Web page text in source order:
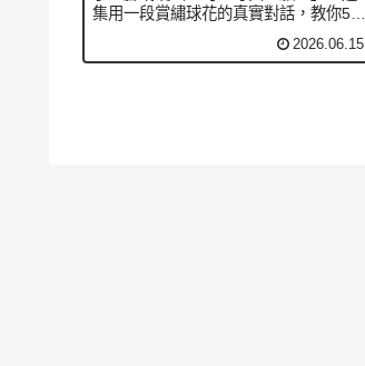
集用一段賞繡球花的真實對話，教你5句
最實用的口語，從魔法句「写真を撮っ
ていただけますか」到「もう一枚お願
2026.06.15